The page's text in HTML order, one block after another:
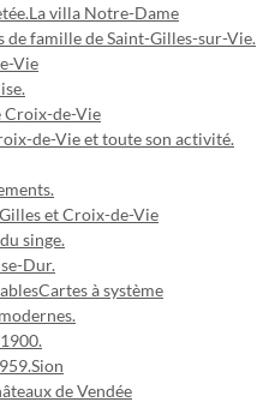
La villa Notre-Dame
de famille de Saint-Gilles-sur-Vie.
Vie
Croix-de-Vie
de-Vie et toute son activité.
et Croix-de-Vie
singe.
Dur.
Cartes à système
Sion
de Vendée